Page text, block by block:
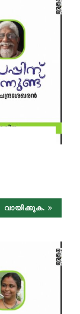
വായിക്കുക.